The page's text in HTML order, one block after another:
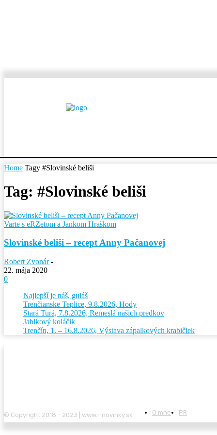
Home Tagy #Slovinské beliši
Tag: #Slovinské beliši
Varte s eRZetom a Jankom Hraškom
Slovinské beliši – recept Anny Pačanovej
Robert Zvonár -
22. mája 2020
0
Najlepší je náš, guláš
Trenčianske Teplice, 9.8.2026, Hody
Stará Turá, 7.8.2026, Remeslá našich predkov
Jablkový koláčik
Trenčín, 1. – 16.8.2026, Výstava zápalkových krabičiek
© Copyright 2018 - 2023 | www.i-novinky.sk O mne PR